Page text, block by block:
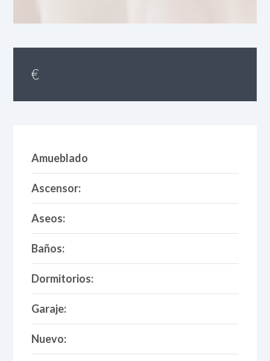
€
Amueblado
Ascensor:
Aseos:
Baños:
Dormitorios:
Garaje:
Nuevo: